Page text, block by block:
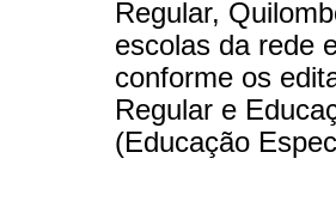
Regular,
escolas da rede
conforme os
Regular e
(Educação